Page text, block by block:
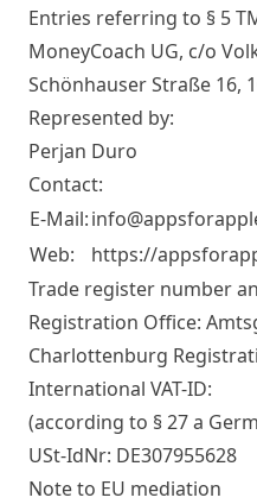
Entries referring to § 5
MoneyCoach UG, c/o
Schönhauser Straße 16,
Represented by:
Perjan Duro
Contact:
E-Mail:
Web:
https://
Trade register number
Registration Office:
Charlottenburg
International VAT-ID:
(according to § 27 a
USt-IdNr: DE307955628
Note to EU mediation